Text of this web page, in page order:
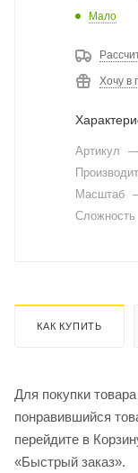
Мало
Хочу в
Артикул
Масштаб
Сложность
КАК КУПИТЬ
Для покупки
понравившийся
перейдите в
«Быстрый заказ».